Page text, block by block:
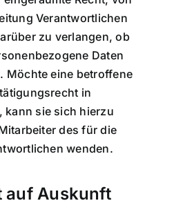
Verantwortlichen
zu verlangen, ob
Daten
Möchte eine betroffene
in
kann sie sich hierzu
des für die
wenden.
Auskunft